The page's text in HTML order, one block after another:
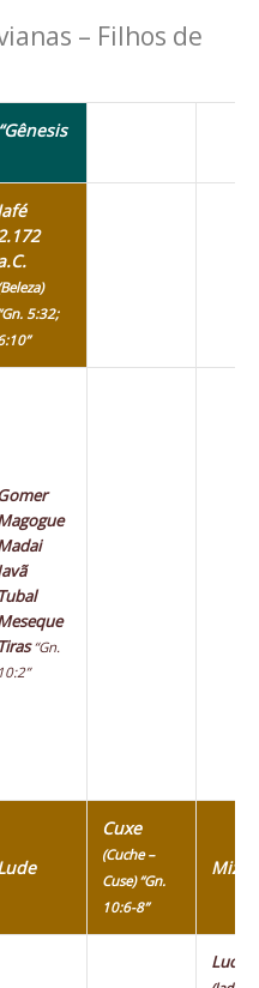
– Filhos de
“Gênesis
5:32;
Tubal
Tiras“Gn.
10:2”
Cuxe
(Cuche –
Cuse) “Gn.
10:6-8”
Ludim